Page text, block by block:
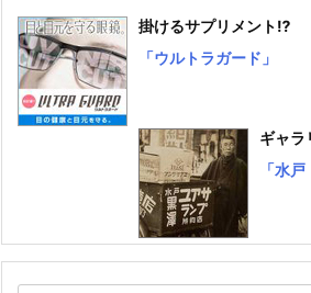
掛けるサプリメント⁉
「ウルトラガード」
ギャラ
「水